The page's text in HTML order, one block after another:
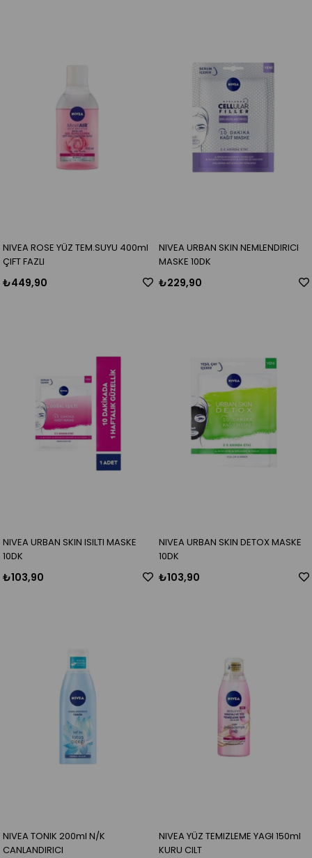
NIVEA ROSE YÜZ TEM.SUYU 400ml
ÇIFT FAZLI
₺449,90
NIVEA URBAN SKIN NEMLENDIRICI
MASKE 10DK
₺229,90
NIVEA URBAN SKIN ISILTI MASKE
10DK
₺103,90
NIVEA URBAN SKIN DETOX MASKE
10DK
₺103,90
NIVEA TONIK 200ml N/K
CANLANDIRICI
NIVEA YÜZ TEMIZLEME YAGI 150ml
KURU CILT